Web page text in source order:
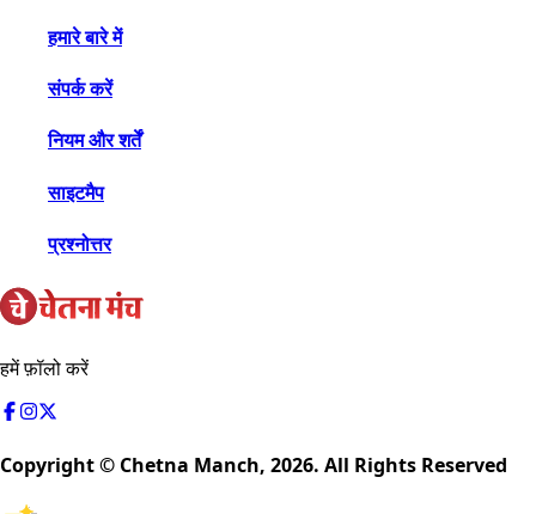
हमारे बारे में
संपर्क करें
नियम और शर्तें
साइटमैप
प्रश्नोत्तर
हमें फ़ॉलो करें
Copyright © Chetna Manch, 2026. All Rights Reserved